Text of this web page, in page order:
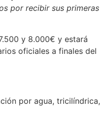
por recibir sus primeras
y 8.000€ y estará
oficiales a finales del
por agua, tricilíndrica,